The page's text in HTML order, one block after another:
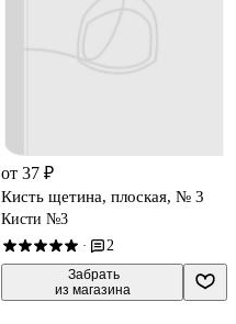
от 37 ₽
Кисть щетина, плоская, № 3
Кисти №3
· 2
Забрать
из магазина